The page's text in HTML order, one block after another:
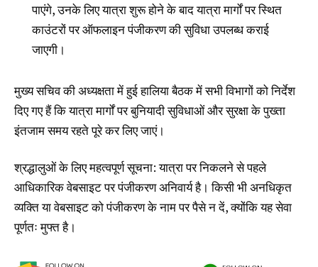
पाएंगे, उनके लिए यात्रा शुरू होने के बाद यात्रा मार्गों पर स्थित
काउंटरों पर ऑफलाइन पंजीकरण की सुविधा उपलब्ध कराई
जाएगी।
मुख्य सचिव की अध्यक्षता में हुई हालिया बैठक में सभी विभागों को निर्देश
दिए गए हैं कि यात्रा मार्गों पर बुनियादी सुविधाओं और सुरक्षा के पुख्ता
इंतजाम समय रहते पूरे कर लिए जाएं।
श्रद्धालुओं के लिए महत्वपूर्ण सूचना: यात्रा पर निकलने से पहले
आधिकारिक वेबसाइट पर पंजीकरण अनिवार्य है। किसी भी अनधिकृत
व्यक्ति या वेबसाइट को पंजीकरण के नाम पर पैसे न दें, क्योंकि यह सेवा
पूर्णतः मुफ्त है।